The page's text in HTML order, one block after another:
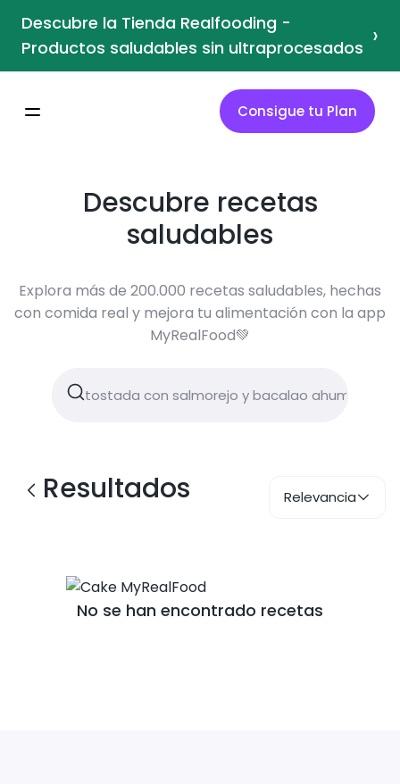
Descubre la Tienda Realfooding -
Productos saludables sin ultraprocesados ›
Consigue tu Plan
Descubre recetas
saludables
Explora más de 200.000 recetas saludables, hechas
con comida real y mejora tu alimentación con la app
MyRealFood💚
Resultados Relevancia
No se han encontrado recetas